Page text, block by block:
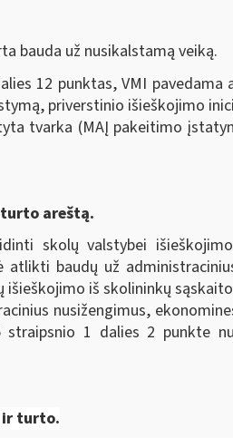
bauda už nusikalstamą veiką.
12 punktas, VMI
priverstinio išieškojimo
tvarka (MAĮ pakeitimo
areštą.
skolų valstybei
baudų už
iš skolininkų
nusižengimus,
1 dalies 2 punkte
ir turto.